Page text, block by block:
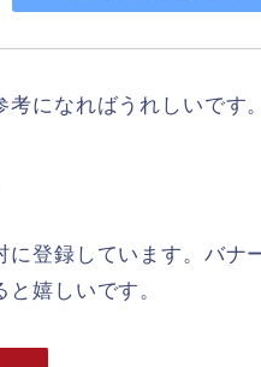
考になればうれしいです。
に登録しています。バナ
と嬉しいです。